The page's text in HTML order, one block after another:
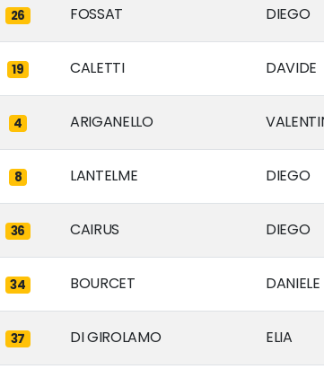
26 FOSSAT DIEGO
19 CALETTI DAVIDE
4 ARIGANELLO
8 LANTELME DIEGO
36 CAIRUS DIEGO
34 BOURCET DANIELE
37 DI GIROLAMO ELIA